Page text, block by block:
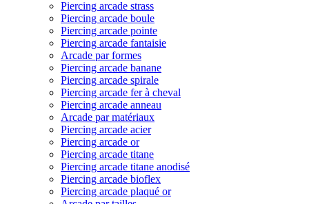
Piercing arcade strass
Piercing arcade boule
Piercing arcade pointe
Piercing arcade fantaisie
Arcade par formes
Piercing arcade banane
Piercing arcade spirale
Piercing arcade fer à cheval
Piercing arcade anneau
Arcade par matériaux
Piercing arcade acier
Piercing arcade or
Piercing arcade titane
Piercing arcade titane anodisé
Piercing arcade bioflex
Piercing arcade plaqué or